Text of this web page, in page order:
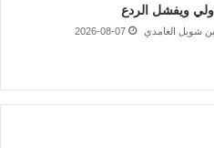
ويفشل الردع
شويل الغامدي 2026-08-07